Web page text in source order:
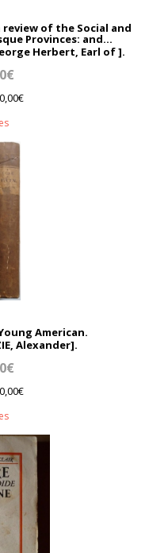
of the Social and
Provinces: and...
Herbert, Earl of ].
American.
Alexander].